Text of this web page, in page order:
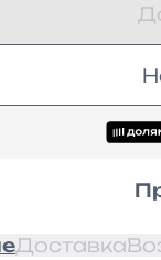
Доставка